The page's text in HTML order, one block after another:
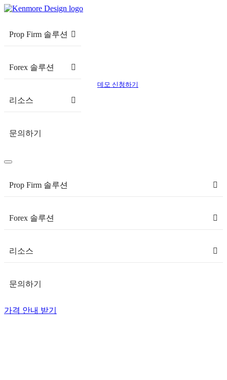
Prop Firm 솔루션
Forex 솔루션
리소스
문의하기
데모 신청하기
Prop Firm 솔루션
Forex 솔루션
리소스
문의하기
가격 안내 받기